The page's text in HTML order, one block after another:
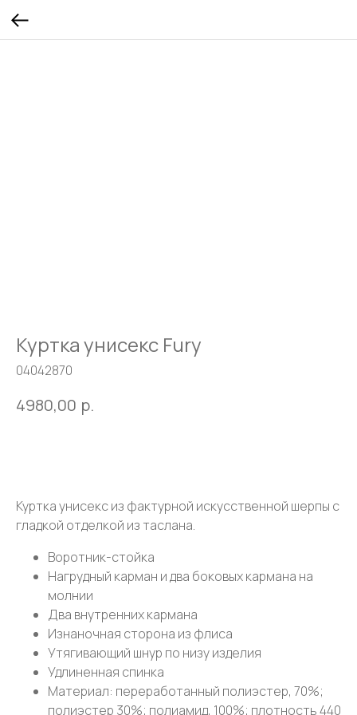
Куртка унисекс Fury
04042870
4980,00 р.
Куртка унисекс из фактурной искусственной шерпы с
гладкой отделкой из таслана.
Воротник-стойка
Нагрудный карман и два боковых кармана на
молнии
Два внутренних кармана
Изнаночная сторона из флиса
Утягивающий шнур по низу изделия
Удлиненная спинка
Материал: переработанный полиэстер, 70%;
полиэстер 30%; полиамид, 100%; плотность 440